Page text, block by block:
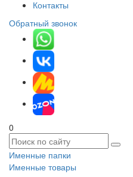
Контакты
Обратный звонок
0
Именные папки
Именные товары